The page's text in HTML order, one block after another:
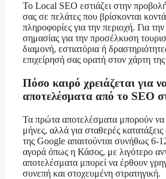
Το Local SEO εστιάζει στην προβολή
σας σε πελάτες που βρίσκονται
πληροφορίες για την περιοχή. Για
σημασίας για την προσέλκυση
διαμονή, εστιατόρια ή
επιχείρησή σας ορατή στον χάρτη
Πόσο καιρό χρειάζεται για
αποτελέσματα από το SEO
Τα πρώτα αποτελέσματα μπορούν
μήνες, αλλά για σταθερές
της Google απαιτούνται συνήθως 6-
αγορά όπως η Κάσος, με λιγότερο
αποτελέσματα μπορεί να έρθουν
συνεπή και στοχευμένη στρατηγική.